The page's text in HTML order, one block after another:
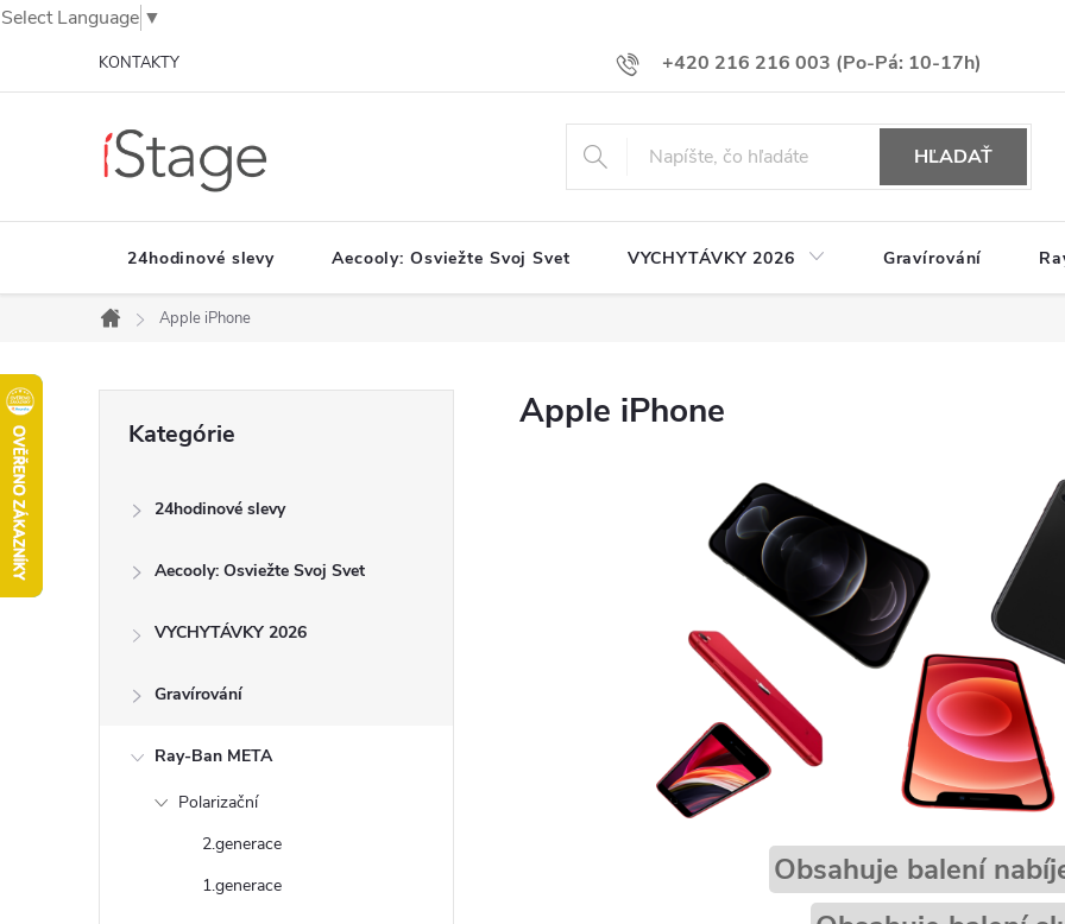
Select Language ▼
+420 216 216 003
KONTAKTY
HĽADAŤ
24hodinové slevy Aecooly: Osviežte Svoj Svet VYCHYTÁVKY 2026 Gravírování
Domov
Apple iPhone
kategórie
Kategórie
24hodinové slevy
Aecooly: Osviežte Svoj Svet
VYCHYTÁVKY 2026
Gravírování
Ray-Ban META
Polarizační
2.generace
1.generace
Apple iPhone
Obsahuje balení